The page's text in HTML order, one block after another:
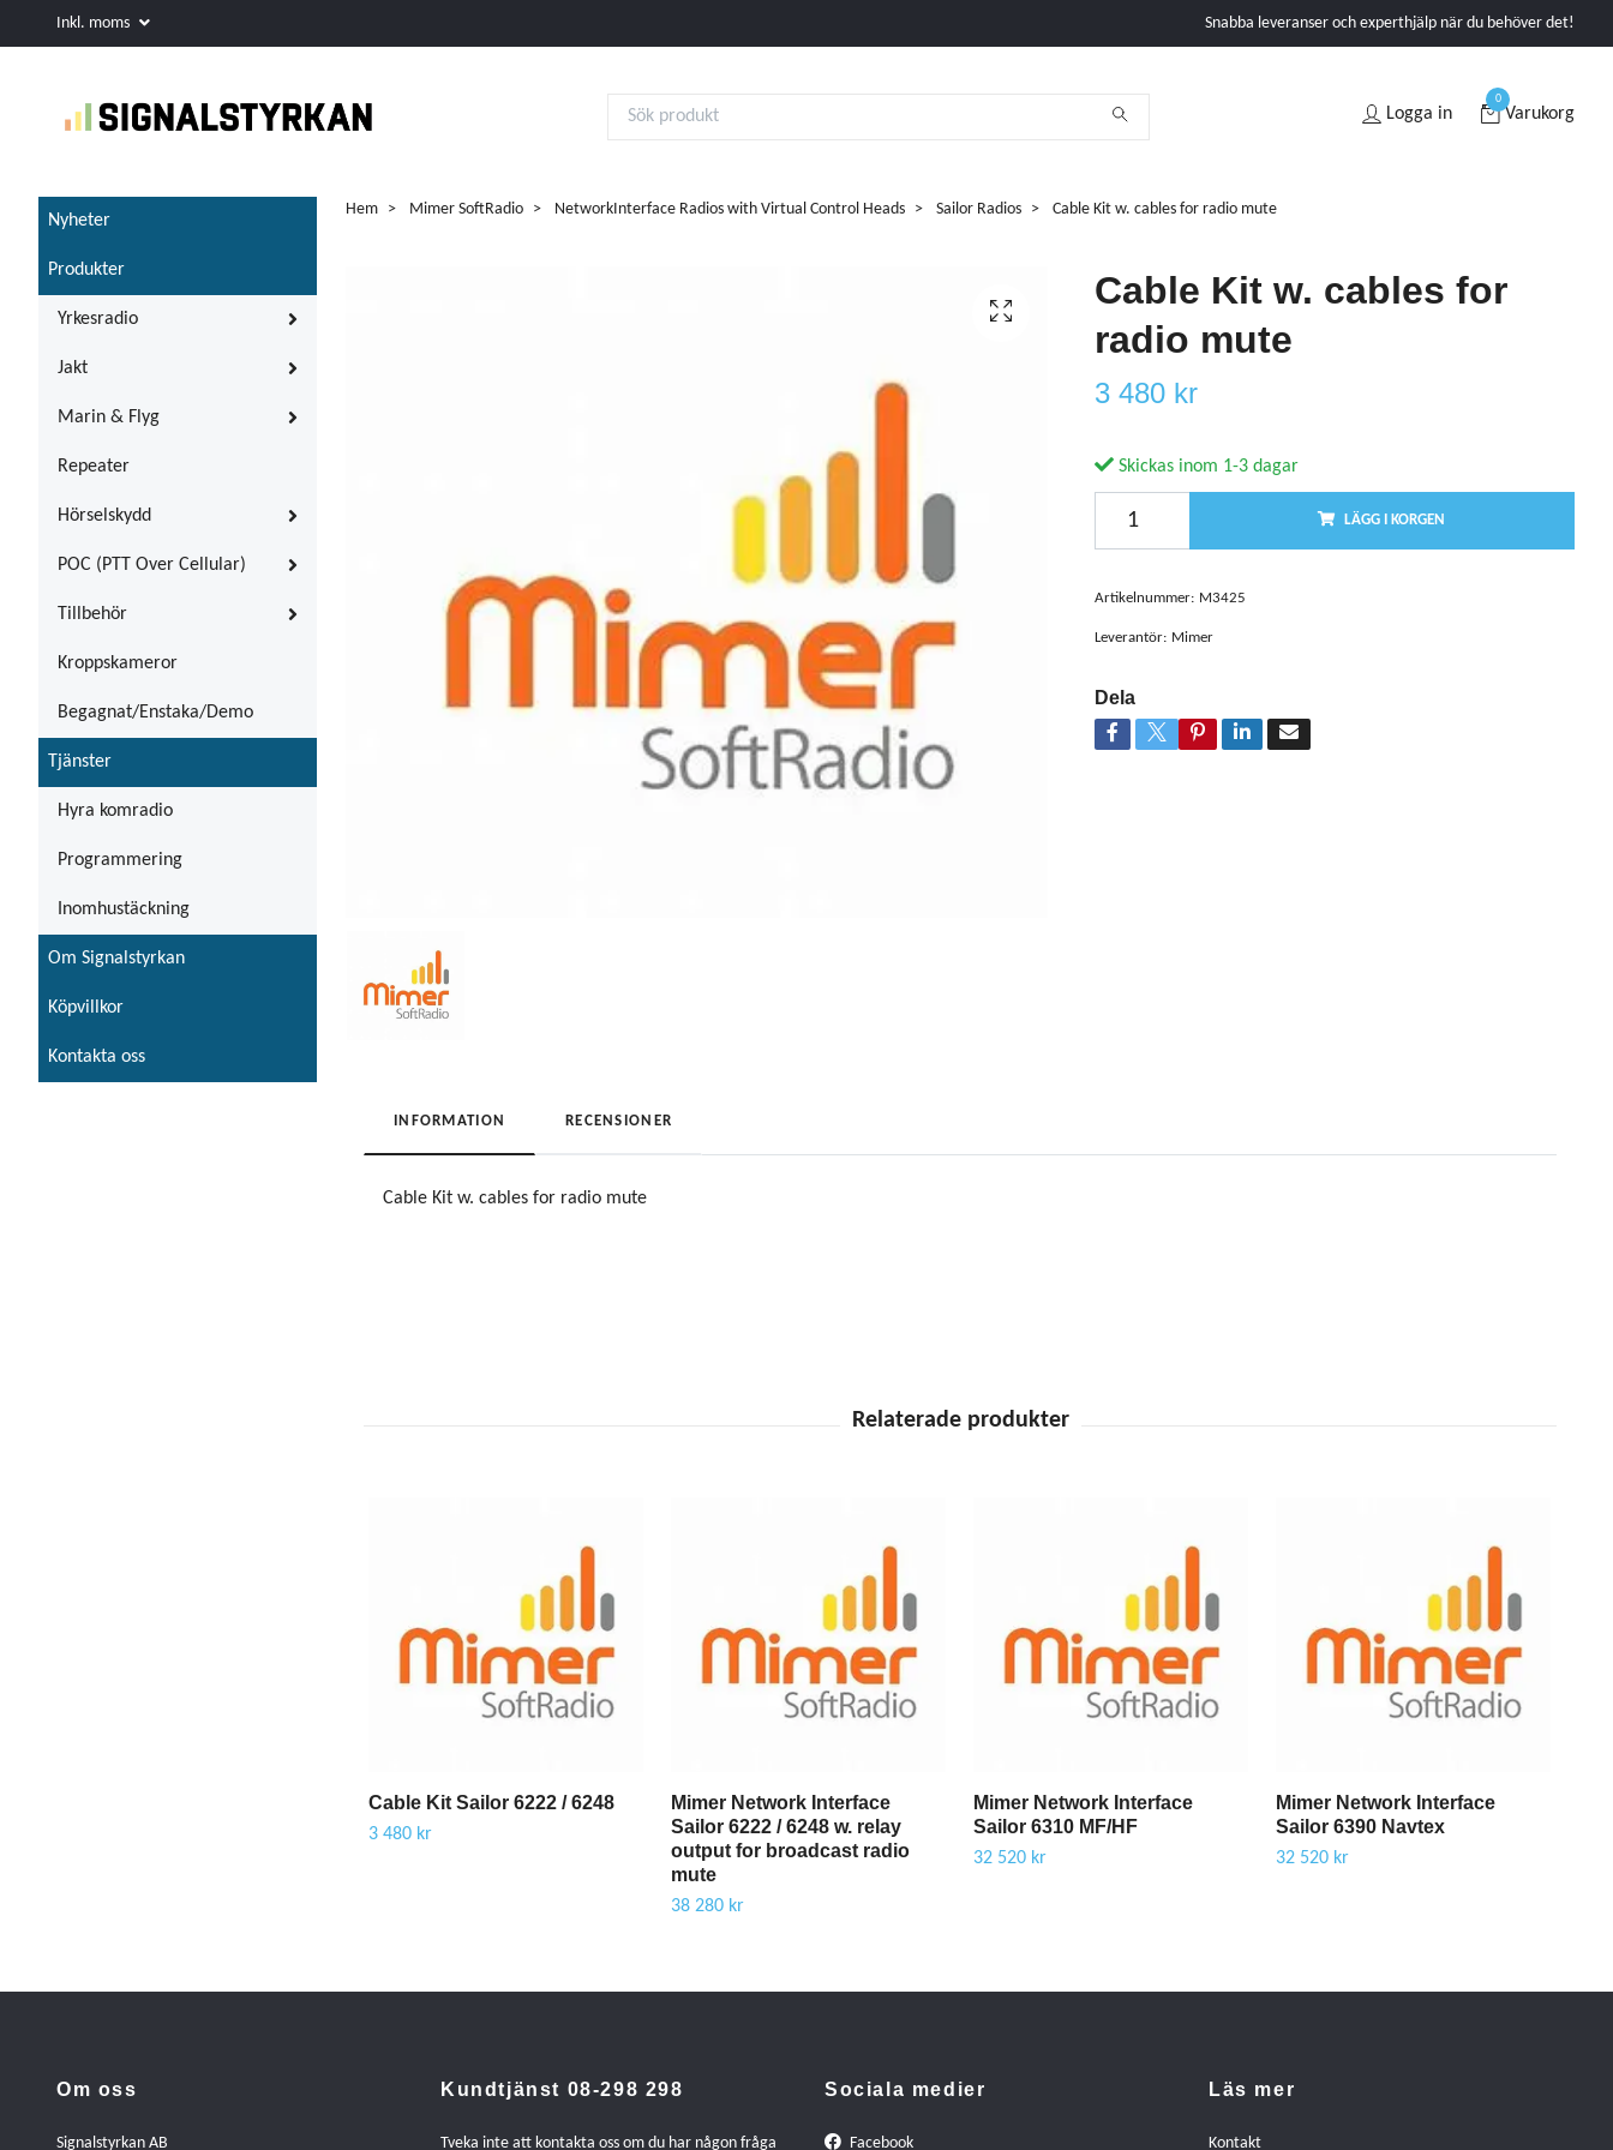
Inkl. moms Snabba leveranser och experthjälp när du behöver det!
Logga in
0
Varukorg
Nyheter
Produkter
Yrkesradio
Jakt
Marin & Flyg
Repeater
Hörselskydd
POC (PTT Over Cellular)
Tillbehör
Kroppskameror
Begagnat/Enstaka/Demo
Tjänster
Hyra komradio
Programmering
Inomhustäckning
Om Signalstyrkan
Köpvillkor
Kontakta oss
Hem Mimer SoftRadio NetworkInterface Radios with Virtual Control Heads Sailor Radios Cable Kit w. cables for radio mute
Cable Kit w. cables for
radio mute
3 480 kr
Skickas inom 1-3 dagar
LÄGG I KORGEN
Artikelnummer: M3425
Leverantör: Mimer
Dela
INFORMATION RECENSIONER
Cable Kit w. cables for radio mute
Cable Kit Sailor 6222 / 6248
3 480 kr
Mimer Network Interface
Sailor 6222 / 6248 w. relay
output for broadcast radio
mute
38 280 kr
Mimer Network Interface
Sailor 6310 MF/HF
32 520 kr
Mimer Network Interface
Sailor 6390 Navtex
32 520 kr
Om oss
Signalstyrkan AB
Kundtjänst 08-298 298
Tveka inte att kontakta oss om du har någon fråga
Sociala medier
Facebook
Läs mer
Kontakt